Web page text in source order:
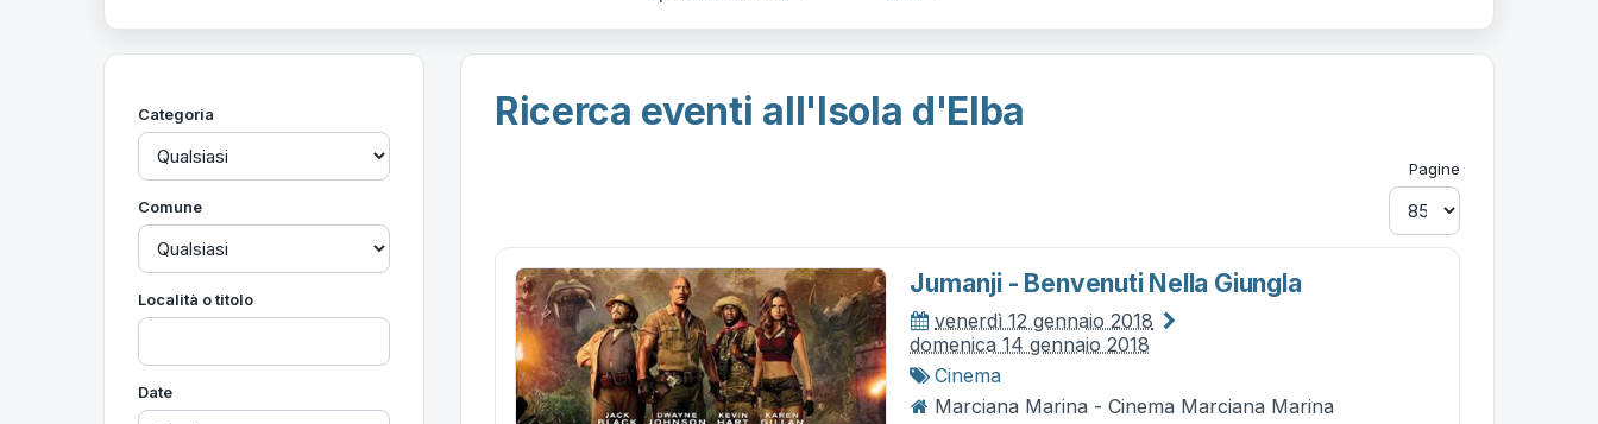
Categoria
Comune
Località o titolo
Date
Ricerca eventi all'Isola d'Elba
Pagine
Jumanji - Benvenuti Nella Giungla
venerdì 12 gennaio 2018
domenica 14 gennaio 2018
Cinema
Marciana Marina - Cinema Marciana Marina